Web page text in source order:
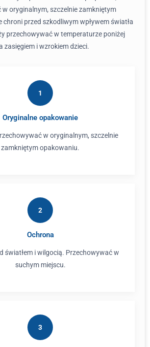
w oryginalnym, szczelnie zamkniętym
przed szkodliwym wpływem światła
przechowywać w temperaturze poniżej
zasięgiem i wzrokiem dzieci.
1
Oryginalne opakowanie
w oryginalnym, szczelnie
zamkniętym opakowaniu.
2
Ochrona
światłem i wilgocią. Przechowywać w
suchym miejscu.
3